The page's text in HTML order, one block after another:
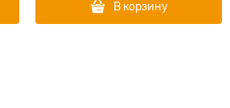
В корзину